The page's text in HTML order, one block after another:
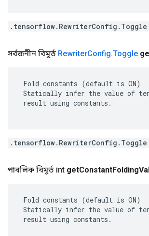
.tensorflow.RewriterConfig.Toggle
সর্বজনীন বিমূর্ত RewriterConfig.Toggle
Fold constants (default is ON)
Statically infer the value of
result using constants.
পাবলিক বিমূর্ত int getConstantFolding
Fold constants (default is ON)
Statically infer the value of
result using constants.